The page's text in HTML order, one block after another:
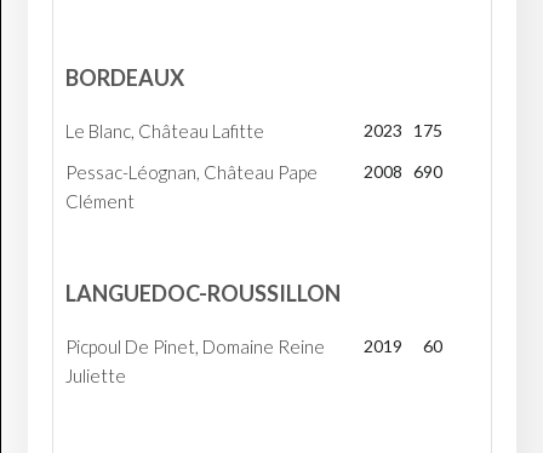
BORDEAUX
Le Blanc, Château Lafitte 2023 175
Pessac-Léognan, Château Pape
Clément
2008 690
LANGUEDOC-ROUSSILLON
Picpoul De Pinet, Domaine Reine
Juliette
2019 60